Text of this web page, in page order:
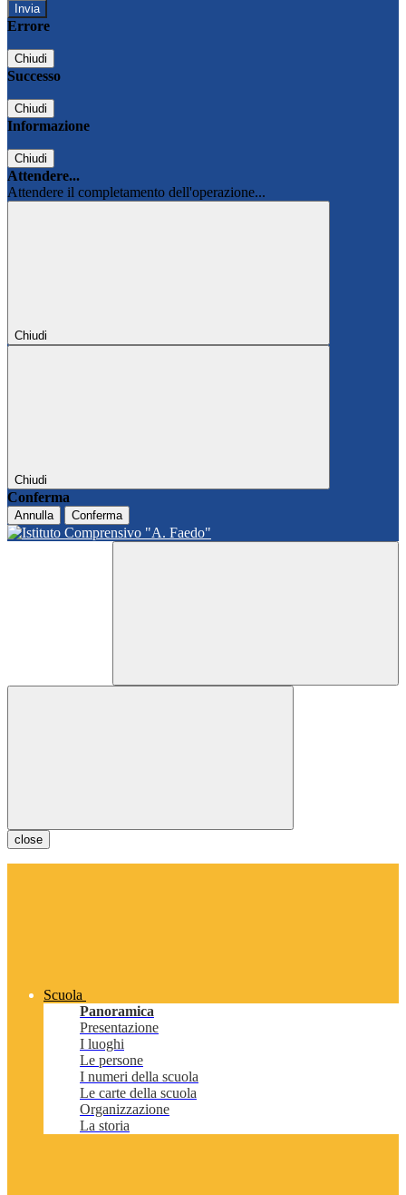
Errore
Chiudi
Successo
Chiudi
Informazione
Chiudi
Attendere...
Attendere il completamento dell'operazione...
Chiudi
Chiudi
Conferma
Annulla Conferma
close
Scuola
Panoramica
Presentazione
I luoghi
Le persone
I numeri della scuola
Le carte della scuola
Organizzazione
La storia